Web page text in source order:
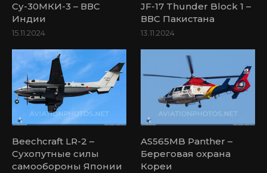
Су-30МКИ-3 – ВВС
Индии
15.11.2024
JF-17 Thunder Block 1 –
ВВС Пакистана
13.11.2024
Beechcraft LR-2 –
Сухопутные силы
самообороны Японии
AS565MB Panther –
Береговая охрана
Кореи